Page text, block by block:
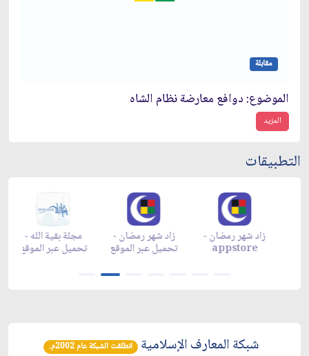
مقابلة
الموضوع: دوافع معارضة نظام الشاه‏
المزيد
التطبيقات
زاد شهر رمضان -
تحميل عبر الموقع
زاد شهر رمضان -
appstore
زاد شهر رمضان -
appgallery
شبكة المعارف الإسلامية انطلقت الشبكة عام 2002م.